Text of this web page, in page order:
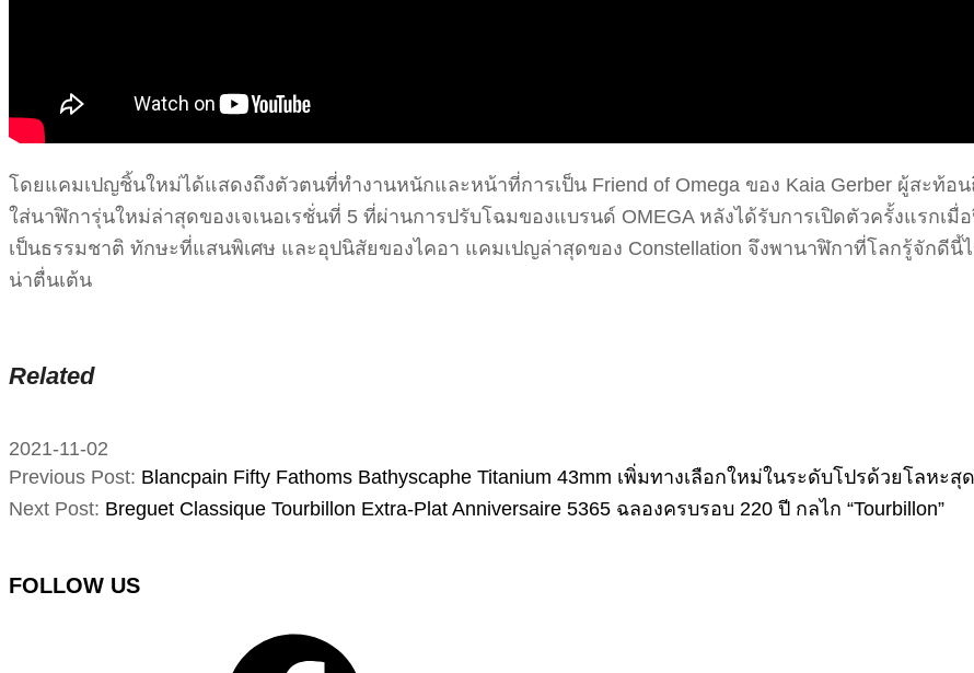
โดยแคมเปญชิ้นใหม่ได้แสดงถึงตัวตนที่ทำงานหนักและหน้าที่การเป็น Friend of Omega ของ Kaia Gerber ผู้สะท้อ
ใส่นาฬิการุ่นใหม่ล่าสุดของเจเนอเรชั่นที่ 5 ที่ผ่านการปรับโฉมของแบรนด์ OMEGA หลังได้รับการเปิดตัวครั้งแรกเมื่
เป็นธรรมชาติ ทักษะที่แสนพิเศษ และอุปนิสัยของไคอา แคมเปญล่าสุดของ Constellation จึงพานาฬิกาที่โลกรู้จักดีนี้
น่าตื่นเต้น
Related
2021-11-02
Previous Post: Blancpain Fifty Fathoms Bathyscaphe Titanium 43mm เพิ่มทางเลือกใหม่ในระดับโปรด้วยโลหะสุ
Next Post: Breguet Classique Tourbillon Extra-Plat Anniversaire 5365 ฉลองครบรอบ 220 ปี กลไก “Tourbillon”
FOLLOW US